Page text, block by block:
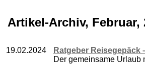
Artikel-Archiv, Februar,
19.02.2024
Ratgeber
Der gemeinsame Urlaub